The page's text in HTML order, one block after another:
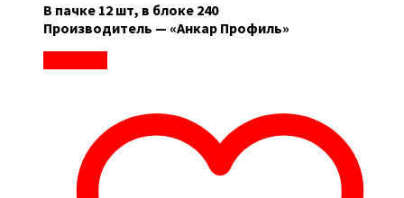
В пачке 12 шт, в блоке 240
Производитель — «Анкар Профиль»